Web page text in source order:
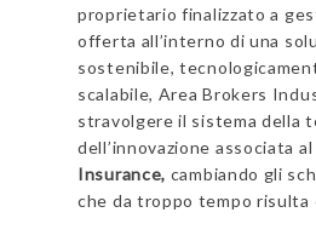
proprietario finalizzato a
offerta all’interno di una
sostenibile,
scalabile, Area Brokers
stravolgere il sistema della
dell’innovazione associata al
Insurance, cambiando gli
che da troppo tempo risulta